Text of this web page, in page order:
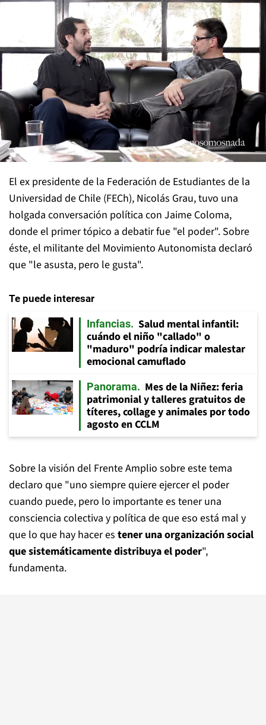
El ex presidente de la Federación de Estudiantes de la
Universidad de Chile (FECh), Nicolás Grau, tuvo una
holgada conversación política con Jaime Coloma,
donde el primer tópico a debatir fue "el poder". Sobre
éste, el militante del Movimiento Autonomista declaró
que "le asusta, pero le gusta".
Te puede interesar
Infancias
Salud mental infantil:
cuándo el niño "callado" o
"maduro" podría indicar malestar
emocional camuflado
Panorama
Mes de la Niñez: feria
patrimonial y talleres gratuitos de
títeres, collage y animales por todo
agosto en CCLM
Sobre la visión del Frente Amplio sobre este tema
declaro que "uno siempre quiere ejercer el poder
cuando puede, pero lo importante es tener una
consciencia colectiva y política de que eso está mal y
que lo que hay hacer es tener una organización social
que sistemáticamente distribuya el poder",
fundamenta.